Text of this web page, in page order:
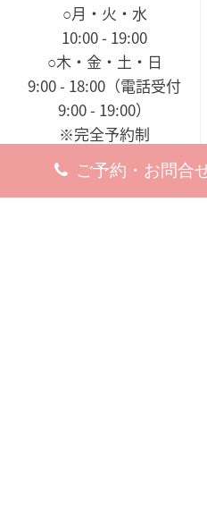
○月・火・水
10:00 - 19:00
○木・金・土・日
9:00 - 18:00（電話受付
9:00 - 19:00）
※完全予約制
休診日
8月18日（火）